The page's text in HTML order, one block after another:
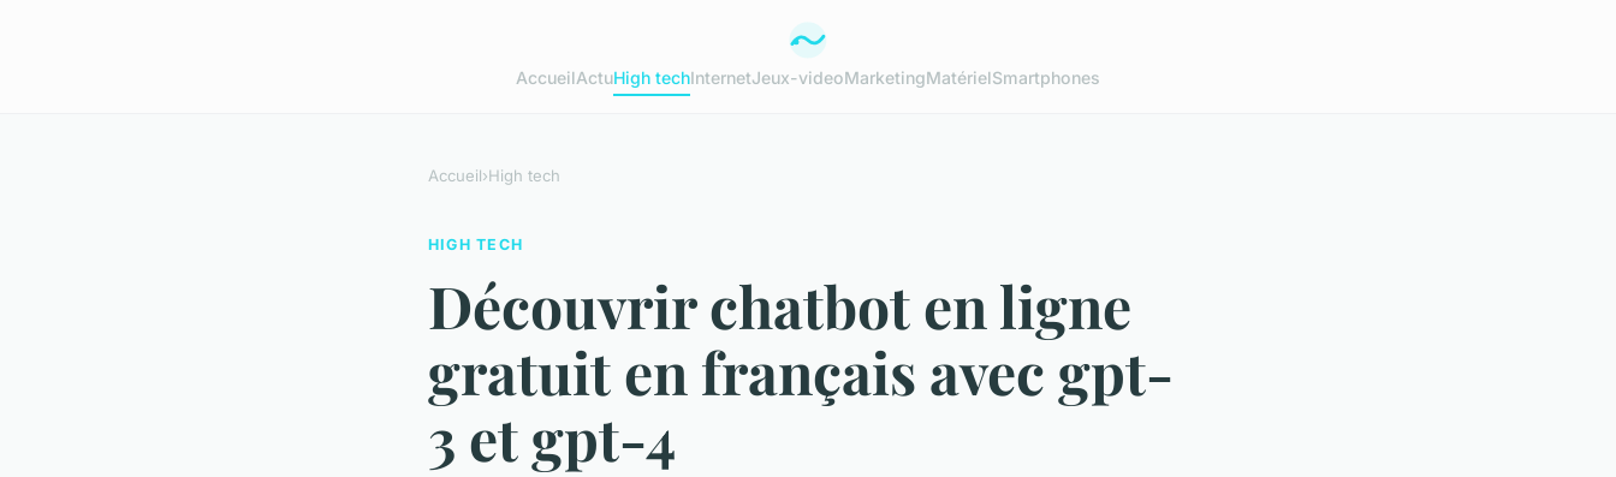
AccueilActuHigh techInternetJeux-videoMarketingMatérielSmartphones
Accueil›High tech
HIGH TECH
Découvrir chatbot en ligne
gratuit en français avec gpt-
3 et gpt-4